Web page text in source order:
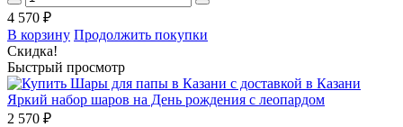
4 570 ₽
В корзину Продолжить покупки
Скидка!
Быстрый просмотр
Яркий набор шаров на День рождения с леопардом
2 570 ₽